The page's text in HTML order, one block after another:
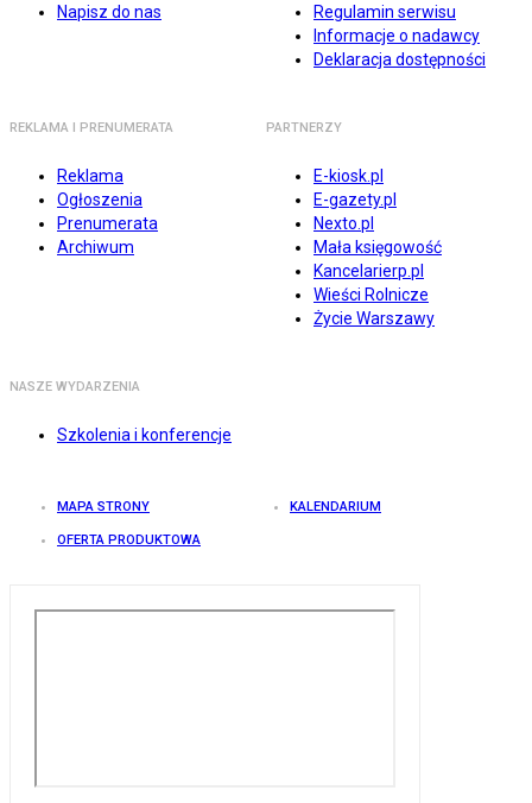
Napisz do nas
Regulamin serwisu
Informacje o nadawcy
Deklaracja dostępności
REKLAMA I PRENUMERATA
Reklama
Ogłoszenia
Prenumerata
Archiwum
PARTNERZY
E-kiosk.pl
E-gazety.pl
Nexto.pl
Mała księgowość
Kancelarierp.pl
Wieści Rolnicze
Życie Warszawy
NASZE WYDARZENIA
Szkolenia i konferencje
MAPA STRONY KALENDARIUM
OFERTA PRODUKTOWA